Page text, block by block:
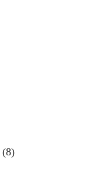
(8)